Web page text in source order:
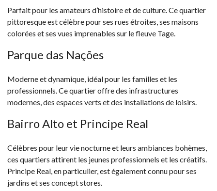
Parfait pour les amateurs d’histoire et de culture. Ce quartier
pittoresque est célèbre pour ses rues étroites, ses maisons
colorées et ses vues imprenables sur le fleuve Tage.
Parque das Nações
Moderne et dynamique, idéal pour les familles et les
professionnels. Ce quartier offre des infrastructures
modernes, des espaces verts et des installations de loisirs.
Bairro Alto et Principe Real
Célèbres pour leur vie nocturne et leurs ambiances bohèmes,
ces quartiers attirent les jeunes professionnels et les créatifs.
Principe Real, en particulier, est également connu pour ses
jardins et ses concept stores.